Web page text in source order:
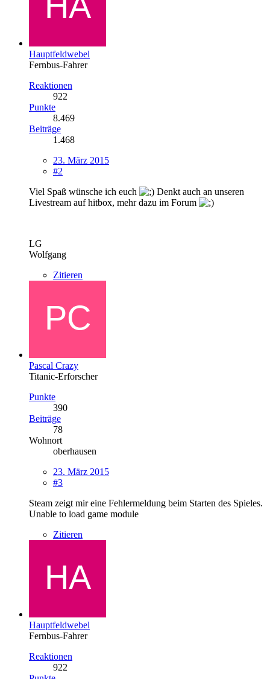
Hauptfeldwebel
Fernbus-Fahrer
Reaktionen
922
Punkte
8.469
Beiträge
1.468
23. März 2015
#2
Viel Spaß wünsche ich euch
Denkt auch an unseren
Livestream auf hitbox, mehr dazu im Forum
LG
Wolfgang
Zitieren
Pascal Crazy
Titanic-Erforscher
Punkte
390
Beiträge
78
Wohnort
oberhausen
23. März 2015
#3
Steam zeigt mir eine Fehlermeldung beim Starten des Spieles.
Unable to load game module
Zitieren
Hauptfeldwebel
Fernbus-Fahrer
Reaktionen
922